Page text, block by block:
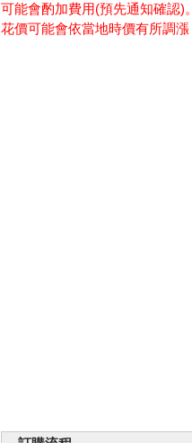
可能會酌加費用(預先通知確認)。
花價可能會依當地時價有所調漲